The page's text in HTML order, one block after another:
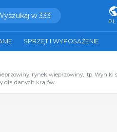
w 333
PL
SPRZĘT I WYPOSAŻENIE
rynek wieprzowiny, itp. Wyniki
dla danych krajów.